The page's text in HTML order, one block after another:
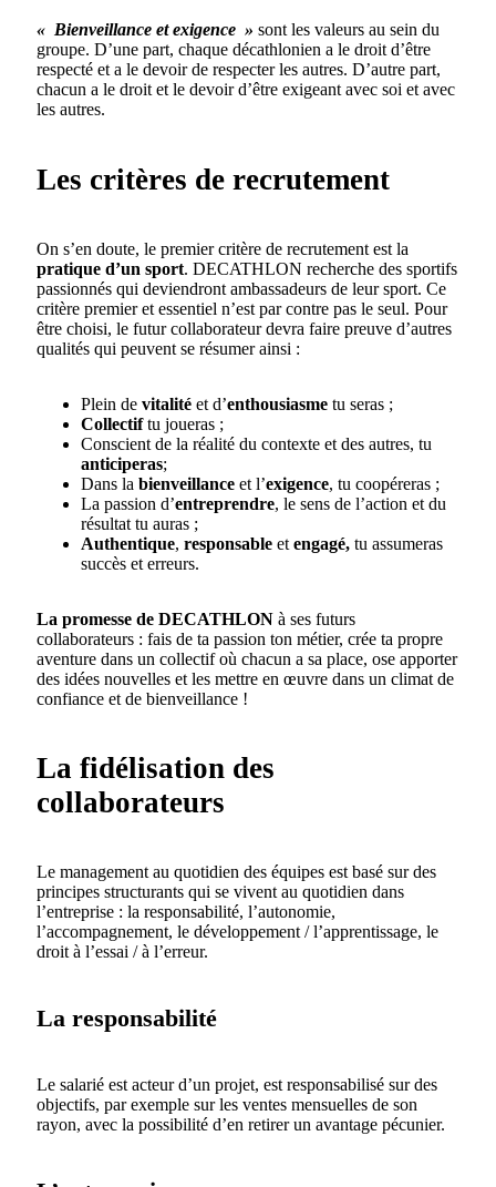
« Bienveillance et exigence » sont les valeurs au sein du
groupe. D’une part, chaque décathlonien a le droit d’être
respecté et a le devoir de respecter les autres. D’autre part,
chacun a le droit et le devoir d’être exigeant avec soi et avec
les autres.
Les critères de recrutement
On s’en doute, le premier critère de recrutement est la
pratique d’un sport. DECATHLON recherche des sportifs
passionnés qui deviendront ambassadeurs de leur sport. Ce
critère premier et essentiel n’est par contre pas le seul. Pour
être choisi, le futur collaborateur devra faire preuve d’autres
qualités qui peuvent se résumer ainsi :
Plein de vitalitéet d’enthousiasmetu seras ;
Collectiftu joueras ;
Conscient de la réalité du contexte et des autres, tu
anticiperas;
Dans la bienveillanceet l’exigence, tu coopéreras ;
La passion d’entreprendre, le sens de l’action et du
résultat tu auras ;
Authentique, responsableet engagé,tu assumeras
succès et erreurs.
La promesse de DECATHLONà ses futurs
collaborateurs : fais de ta passion ton métier, crée ta propre
aventure dans un collectif où chacun a sa place, ose apporter
des idées nouvelles et les mettre en œuvre dans un climat de
confiance et de bienveillance !
La fidélisation des
collaborateurs
Le management au quotidien des équipes est basé sur des
principes structurants qui se vivent au quotidien dans
l’entreprise : la responsabilité, l’autonomie,
l’accompagnement, le développement / l’apprentissage, le
droit à l’essai / à l’erreur.
La responsabilité
Le salarié est acteur d’un projet, est responsabilisé sur des
objectifs, par exemple sur les ventes mensuelles de son
rayon, avec la possibilité d’en retirer un avantage pécunier.